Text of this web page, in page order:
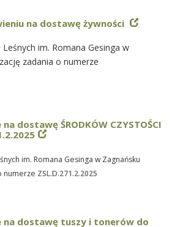
na dostawę żywności
Leśnych im. Romana Gesinga w
zadania o numerze
dostawę ŚRODKÓW CZYSTOŚCI
im. Romana Gesinga w Zagnańsku
numerze ZSL.D.271.2.2025
dostawę tuszy i tonerów do